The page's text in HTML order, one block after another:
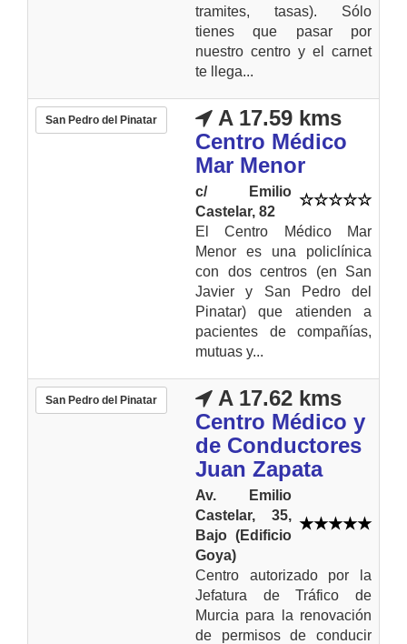
tramites, tasas). Sólo
tienes que pasar por
nuestro centro y el carnet
te llega...
San Pedro del Pinatar
A 17.59 kms
Centro Médico
Mar Menor
c/ Emilio
Castelar, 82
El Centro Médico Mar
Menor es una policlínica
con dos centros (en San
Javier y San Pedro del
Pinatar) que atienden a
pacientes de compañías,
mutuas y...
San Pedro del Pinatar
A 17.62 kms
Centro Médico y
de Conductores
Juan Zapata
Av. Emilio
Castelar, 35,
Bajo (Edificio
Goya)
Centro autorizado por la
Jefatura de Tráfico de
Murcia para la renovación
de permisos de conducir